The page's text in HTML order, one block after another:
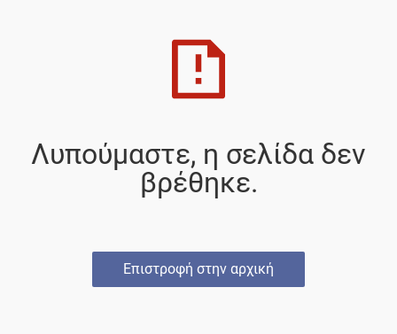
Λυπούμαστε, η σελίδα δεν
βρέθηκε.
Επιστροφή στην αρχική